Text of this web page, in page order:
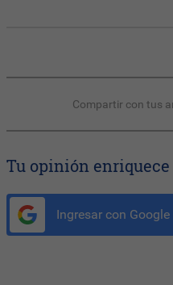
Compartir con tus
Tu opinión
Ingresar con Google